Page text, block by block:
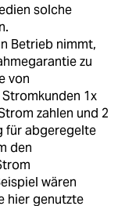
solche
Betrieb nimmt,
zu
von
1x
zahlen und 2
für abgeregelte
den
wären
hier genutzte